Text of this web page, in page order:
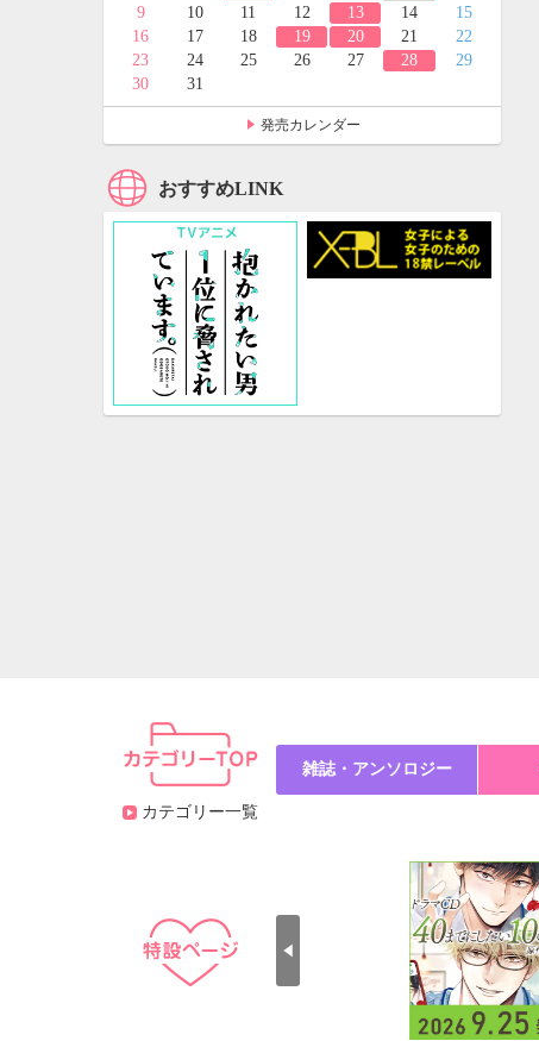
9
10 11 12 13 14
15
16
17 18 19 20 21
22
23
24 25 26 27 28
29
30
31
発売カレンダー
おすすめLINK
カテゴリー一覧
雑誌・アンソロジー